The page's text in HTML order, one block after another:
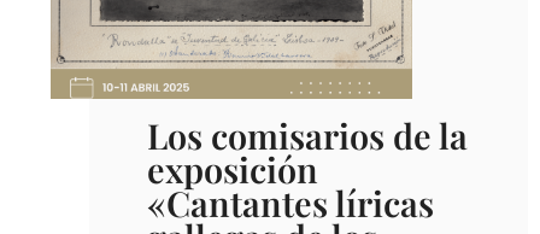
Los comisarios de la
exposición
«Cantantes líricas